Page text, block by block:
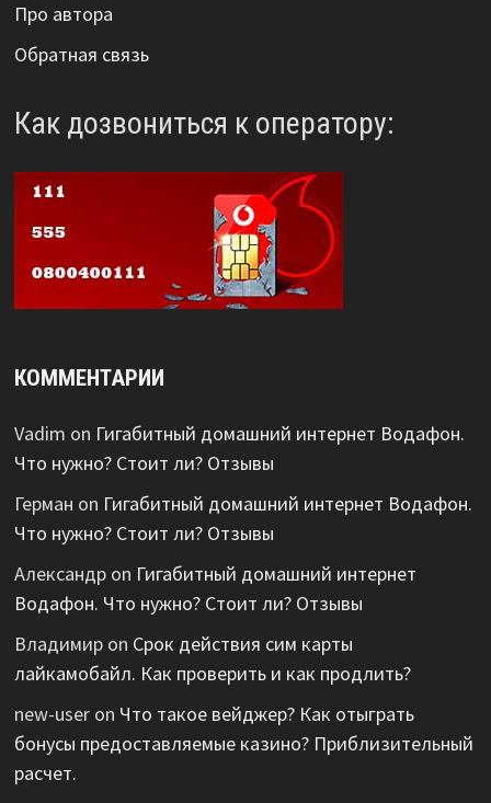
Про автора
Обратная связь
Как дозвониться к оператору:
КОММЕНТАРИИ
Vadim on Гигабитный домашний интернет Водафон.
Что нужно? Стоит ли? Отзывы
Герман on Гигабитный домашний интернет Водафон.
Что нужно? Стоит ли? Отзывы
Александрon Гигабитный домашний интернет
Водафон. Что нужно? Стоит ли? Отзывы
Владимирon Срок действия сим карты
лайкамобайл. Как проверить и как продлить?
new-useron Что такое вейджер? Как отыграть
бонусы предоставляемые казино? Приблизительный
расчет.